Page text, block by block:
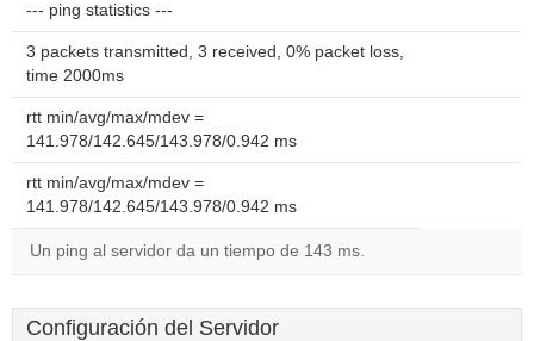
--- ping statistics ---
3 packets transmitted, 3 received, 0% packet loss,
time 2000ms
rtt min/avg/max/mdev =
141.978/142.645/143.978/0.942 ms
rtt min/avg/max/mdev =
141.978/142.645/143.978/0.942 ms
Un ping al servidor da un tiempo de 143 ms.
Configuración del Servidor